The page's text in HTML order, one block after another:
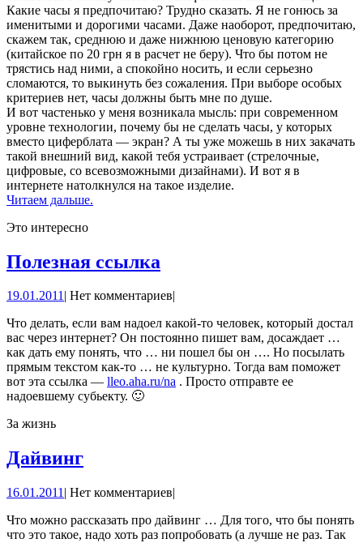
Какие часы я предпочитаю? Трудно сказать. Я не гонюсь за
именитыми и дорогими часами. Даже наоборот, предпочитаю,
скажем так, среднюю и даже нижнюю ценовую категорию
(китайское по 20 грн я в расчет не беру). Что бы потом не
трястись над ними, а спокойно носить, и если серьезно
сломаются, то выкинуть без сожаления. При выборе особых
критериев нет, часы должны быть мне по душе.
И вот частенько у меня возникала мысль: при современном
уровне технологии, почему бы не сделать часы, у которых
вместо циферблата — экран? А ты уже можешь в них закачать
такой внешний вид, какой тебя устраивает (стрелочные,
цифровые, со всевозможными дизайнами). И вот я в
интернете натолкнулся на такое изделие.
Читаем дальше.
Это интересно
Полезная ссылка
19.01.201119.01.2011
| Нет комментариев|
Что делать, если вам надоел какой-то человек, который достал
вас через интернет? Он постоянно пишет вам, досаждает …
как дать ему понять, что … ни пошел бы он …. Но посылать
прямым текстом как-то … не культурно. Тогда вам поможет
вот эта ссылка — lleo.aha.ru/na . Просто отправте ее
надоевшему субьекту. 🙂
За жизнь
ДайвингДайвинг
16.01.2011 16.01.2011
| Нет комментариев|
Что можно рассказать про дайвинг … Для того, что бы понять
что это такое, надо хоть раз попробовать (а лучше не раз. Так